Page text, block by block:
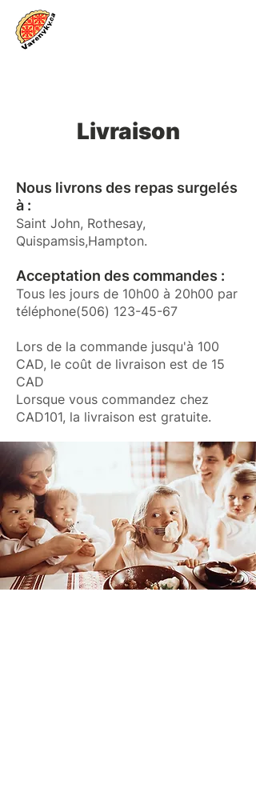
Livraison
Nous livrons des repas surgelés
à :
Saint John, Rothesay,
Quispamsis,Hampton.
Acceptation des commandes :
Tous les jours de 10h00 à 20h00 par
téléphone(506) 123-45-67
Lors de la commande jusqu'à 100
CAD, le coût de livraison est de 15
CAD
Lorsque vous commandez chez
CAD101, la livraison est gratuite.